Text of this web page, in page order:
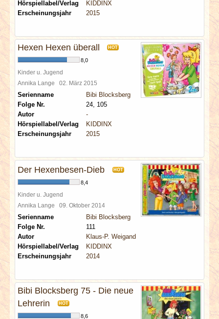
Hörspiellabel/Verlag
KIDDINX
Erscheinungsjahr
2015
Hexen Hexen überall HOT
8,0
Kinder u. Jugend
Annika Lange 02. März 2015
Serienname
Bibi Blocksberg
Folge Nr.
24, 105
Autor
-
Hörspiellabel/Verlag
KIDDINX
Erscheinungsjahr
2015
Der Hexenbesen-Dieb HOT
8,4
Kinder u. Jugend
Annika Lange 09. Oktober 2014
Serienname
Bibi Blocksberg
Folge Nr.
111
Autor
Klaus-P. Weigand
Hörspiellabel/Verlag
KIDDINX
Erscheinungsjahr
2014
Bibi Blocksberg 75 - Die neue
Lehrerin
HOT
8,6